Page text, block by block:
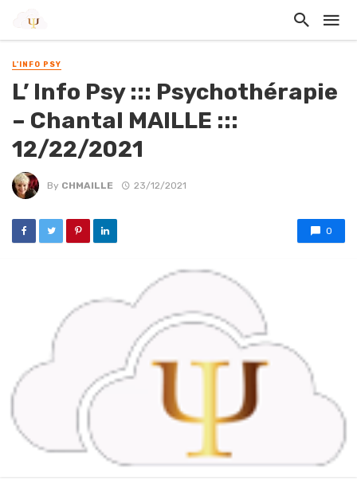
L'INFO PSY
L’ Info Psy ::: Psychothérapie
– Chantal MAILLE :::
12/22/2021
By CHMAILLE 23/12/2021
0